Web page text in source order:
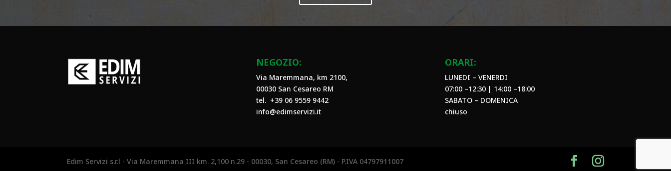
NEGOZIO:
Via Maremmana, km 2100,
00030 San Cesareo RM
tel. +39 06 9559 9442
info@edimservizi.it
ORARI:
LUNEDI – VENERDI
07:00 –12:30 | 14:00 –18:00
SABATO – DOMENICA
chiuso
Edim Servizi s.r.l - Via Maremmana III km. 2,100 n.29 - 00030, San Cesareo (RM) - P.IVA 04797911007